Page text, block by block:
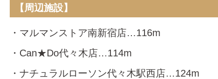
【周辺施設】
・マルマンストア南新宿店…116m
・Can★Do代々木店…114m
・ナチュラルローソン代々木駅西店…124m